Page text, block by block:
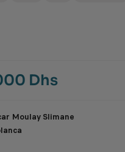
Dhs
Moulay Slimane